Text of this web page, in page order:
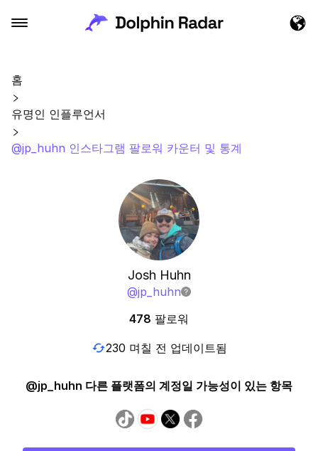
홈
유명인 인플루언서
@jp_huhn 인스타그램 팔로워 카운터 및 통계
Josh Huhn
@jp_huhn
478 팔로워
230 며칠 전 업데이트됨
@jp_huhn 다른 플랫폼의 계정일 가능성이 있는 항목